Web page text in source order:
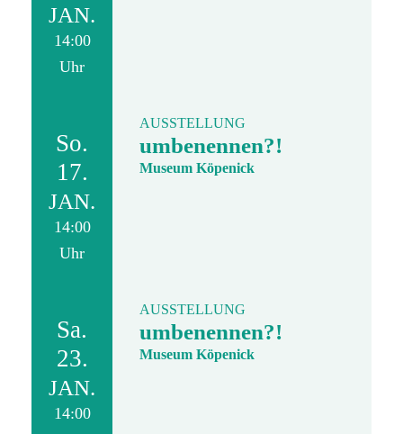
JAN.
14:00
Uhr
So.
17.
JAN.
14:00
Uhr
AUSSTELLUNG
umbenennen?!
Museum Köpenick
Sa.
23.
JAN.
14:00
AUSSTELLUNG
umbenennen?!
Museum Köpenick